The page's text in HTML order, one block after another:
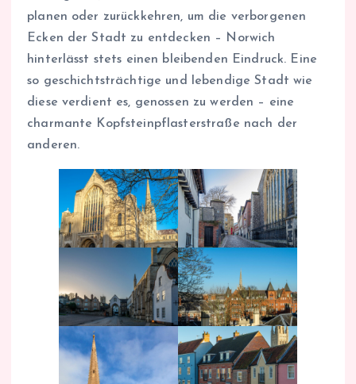
planen oder zurückkehren, um die verborgenen
Ecken der Stadt zu entdecken – Norwich
hinterlässt stets einen bleibenden Eindruck. Eine
so geschichtsträchtige und lebendige Stadt wie
diese verdient es, genossen zu werden – eine
charmante Kopfsteinpflasterstraße nach der
anderen.